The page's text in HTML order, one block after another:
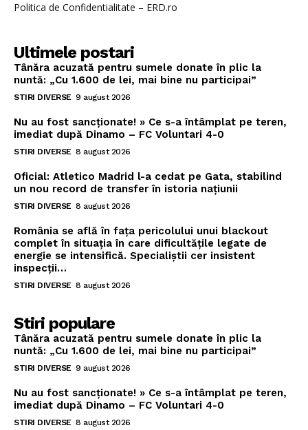
Politica de Confidentialitate – ERD.ro
Ultimele postari
Tânăra acuzată pentru sumele donate în plic la
nuntă: „Cu 1.600 de lei, mai bine nu participai”
STIRI DIVERSE 9 august 2026
Nu au fost sancționate! » Ce s-a întâmplat pe teren,
imediat după Dinamo – FC Voluntari 4-0
STIRI DIVERSE 8 august 2026
Oficial: Atletico Madrid l-a cedat pe Gata, stabilind
un nou record de transfer în istoria națiunii
STIRI DIVERSE 8 august 2026
România se află în fața pericolului unui blackout
complet în situația în care dificultățile legate de
energie se intensifică. Specialiștii cer insistent
inspecții…
STIRI DIVERSE 8 august 2026
Stiri populare
Tânăra acuzată pentru sumele donate în plic la
nuntă: „Cu 1.600 de lei, mai bine nu participai”
STIRI DIVERSE 9 august 2026
Nu au fost sancționate! » Ce s-a întâmplat pe teren,
imediat după Dinamo – FC Voluntari 4-0
STIRI DIVERSE 8 august 2026